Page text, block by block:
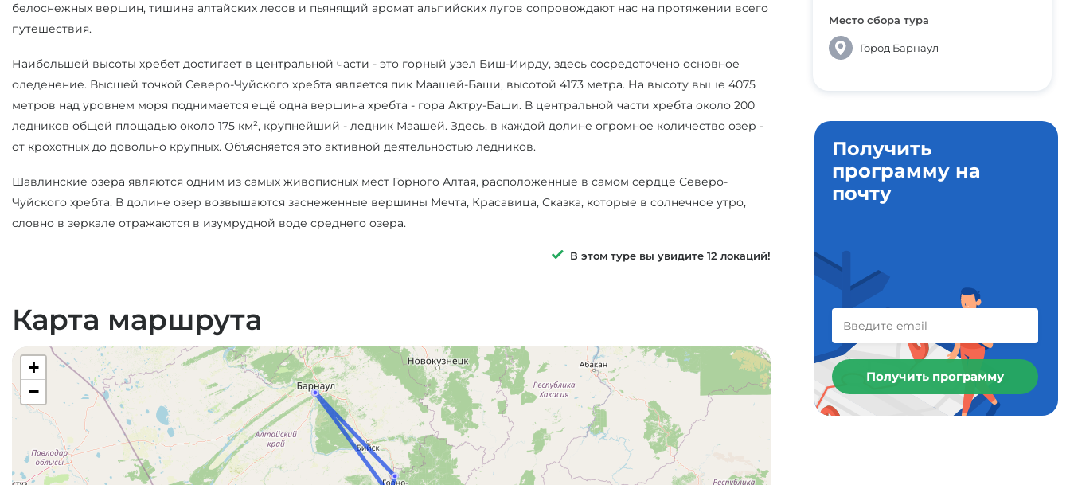
белоснежных вершин, тишина алтайских лесов и пьянящий аромат альпийских лугов сопровождают нас на протяжении всего
путешествия.
Наибольшей высоты хребет достигает в центральной части - это горный узел Биш-Иирду, здесь сосредоточено основное
оледенение. Высшей точкой Северо-Чуйского хребта является пик Маашей-Баши, высотой 4173 метра. На высоту выше 4075
метров над уровнем моря поднимается ещё одна вершина хребта - гора Актру-Баши. В центральной части хребта около 200
ледников общей площадью около 175 км², крупнейший - ледник Маашей. Здесь, в каждой долине огромное количество озер -
от крохотных до довольно крупных. Объясняется это активной деятельностью ледников.
Шавлинские озера являются одним из самых живописных мест Горного Алтая, расположенные в самом сердце Северо-
Чуйского хребта. В долине озер возвышаются заснеженные вершины Мечта, Красавица, Сказка, которые в солнечное утро,
словно в зеркале отражаются в изумрудной воде среднего озера.
В этом туре вы увидите 12 локаций!
Карта маршрута
+
−
Место сбора тура
Город Барнаул
Получить
программу на
почту
Получить программу